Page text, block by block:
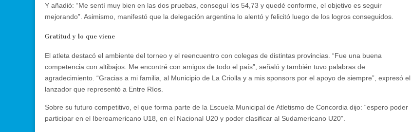
Y añadió: “Me sentí muy bien en las dos pruebas, conseguí los 54,73 y quedé conforme, el objetivo es seguir
mejorando”. Asimismo, manifestó que la delegación argentina lo alentó y felicitó luego de los logros conseguidos.
Gratitud y lo que viene
El atleta destacó el ambiente del torneo y el reencuentro con colegas de distintas provincias. “Fue una buena
competencia con altibajos. Me encontré con amigos de todo el país”, señaló y también tuvo palabras de
agradecimiento. “Gracias a mi familia, al Municipio de La Criolla y a mis sponsors por el apoyo de siempre”, expresó el
lanzador que representó a Entre Ríos.
Sobre su futuro competitivo, el que forma parte de la Escuela Municipal de Atletismo de Concordia dijo: “espero poder
participar en el Iberoamericano U18, en el Nacional U20 y poder clasificar al Sudamericano U20”.